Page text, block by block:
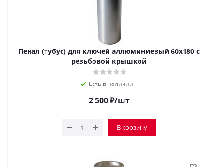
Пенал (тубус) для ключей аллюминиевый 60х180 с
резьбовой крышкой
Есть в наличии
2 500₽/шт
В корзину